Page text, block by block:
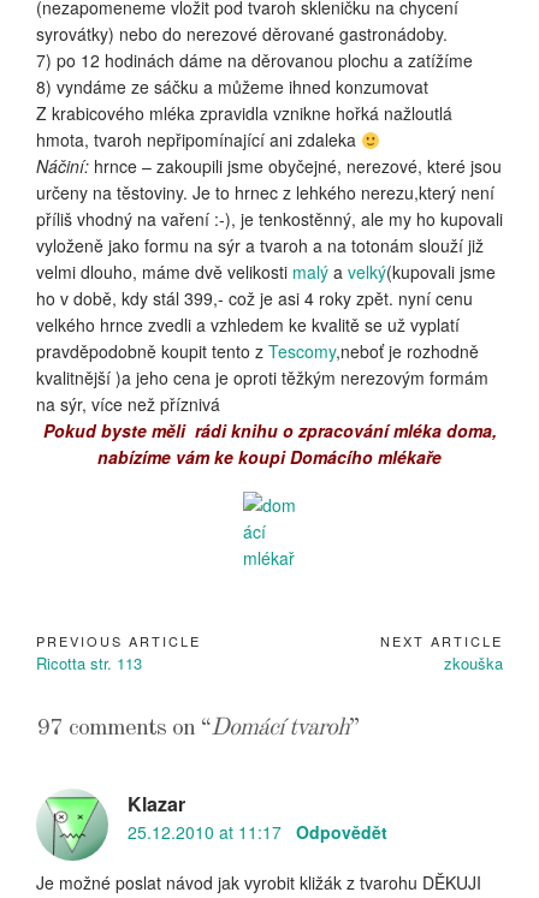
(nezapomeneme vložit pod tvaroh skleničku na chycení
syrovátky) nebo do nerezové děrované gastronádoby.
7) po 12 hodinách dáme na děrovanou plochu a zatížíme
8) vyndáme ze sáčku a můžeme ihned konzumovat
Z krabicového mléka zpravidla vznikne hořká nažloutlá
hmota, tvaroh nepřipomínající ani zdaleka
Náčiní: hrnce – zakoupili jsme obyčejné, nerezové, které jsou
určeny na těstoviny. Je to hrnec z lehkého nerezu,který není
příliš vhodný na vaření :-), je tenkostěnný, ale my ho kupovali
vyloženě jako formu na sýr a tvaroh a na totonám slouží již
velmi dlouho, máme dvě velikosti malý a velký(kupovali jsme
ho v době, kdy stál 399,- což je asi 4 roky zpět. nyní cenu
velkého hrnce zvedli a vzhledem ke kvalitě se už vyplatí
pravděpodobně koupit tento z Tescomy,neboť je rozhodně
kvalitnější )a jeho cena je oproti těžkým nerezovým formám
na sýr, více než příznivá
Pokud byste měli rádi knihu o zpracování mléka doma,
nabízíme vám ke koupiDomácího mlékaře
Navigace
příspěvek
PREVIOUS ARTICLE
Previous
Ricotta str. 113
NEXT ARTICLE
Next
zkouška
97 comments on “Domácí tvaroh”
Klazar
25.12.2010 at 11:17 Odpovědět
Je možné poslat návod jak vyrobit kližák z tvarohu DĚKUJI